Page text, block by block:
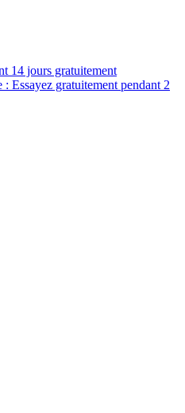
14 jours gratuitement
: Essayez gratuitement pendant 2